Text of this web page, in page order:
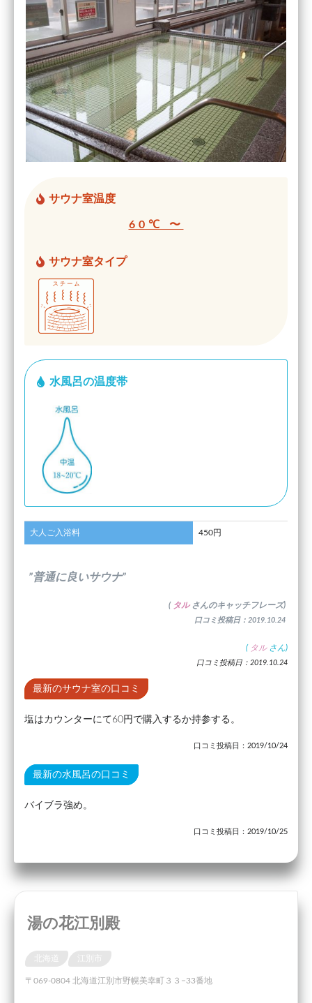
サウナ室温度
60℃ 〜
サウナ室タイプ
水風呂の温度帯
大人ご入浴料 450円
”普通に良いサウナ”
( タル さんのキャッチフレーズ)
口コミ投稿日：2019.10.24
( タル さん)
口コミ投稿日：2019.10.24
最新のサウナ室の口コミ
塩はカウンターにて60円で購入するか持参する。
口コミ投稿日：2019/10/24
最新の水風呂の口コミ
バイブラ強め。
口コミ投稿日：2019/10/25
湯の花江別殿
〒069-0804 北海道江別市野幌美幸町３３−33番地